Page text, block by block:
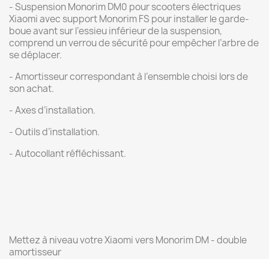
- Suspension Monorim DM0 pour scooters électriques
Xiaomi avec support Monorim FS pour installer le garde-
boue avant sur l’essieu inférieur de la suspension,
comprend un verrou de sécurité pour empêcher l’arbre de
se déplacer.
- Amortisseur correspondant à l’ensemble choisi lors de
son achat.
- Axes d’installation.
- Outils d’installation.
- Autocollant réfléchissant.
Mettez à niveau votre Xiaomi vers Monorim DM - double
amortisseur